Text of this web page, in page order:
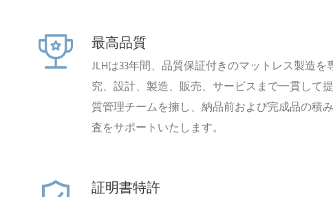
最高品質
JLHは33年間、品質保証付きのマットレス製造
究、設計、製造、販売、サービスまで一貫して
質管理チームを擁し、納品前および完成品の積
査をサポートいたします。
証明書特許